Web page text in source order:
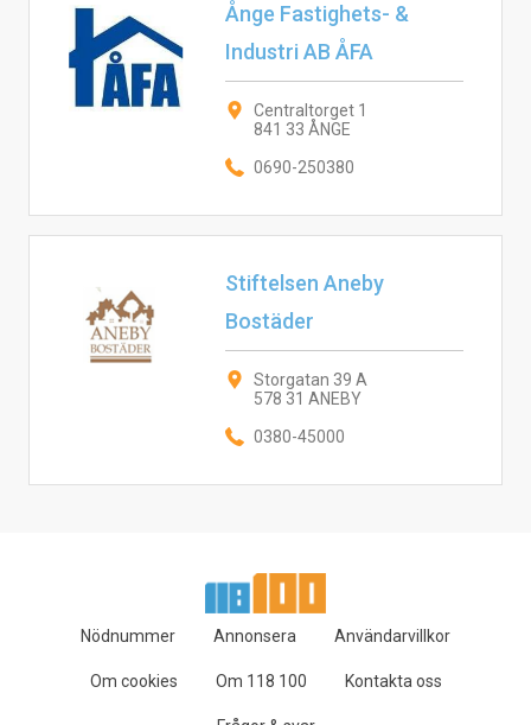
Ånge Fastighets- &
Industri AB ÅFA
Centraltorget 1
841 33 ÅNGE
0690-250380
Stiftelsen Aneby
Bostäder
Storgatan 39 A
578 31 ANEBY
0380-45000
Nödnummer Annonsera Användarvillkor
Om cookies Om 118 100 Kontakta oss